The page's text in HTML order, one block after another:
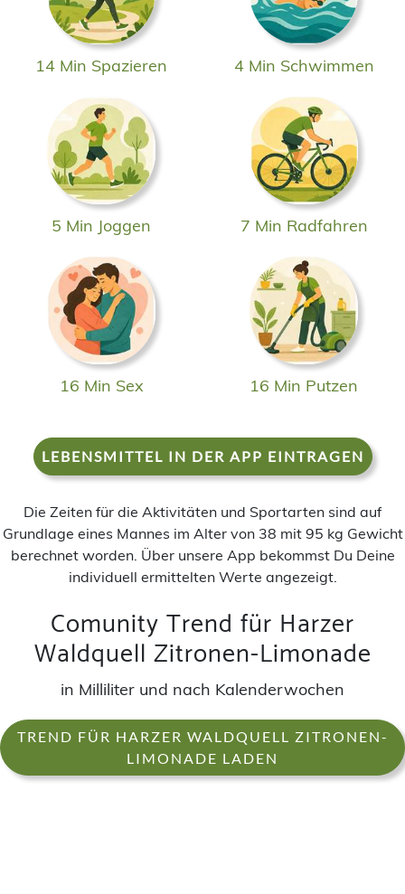
14 Min Spazieren 4 Min Schwimmen
5 Min Joggen 7 Min Radfahren
16 Min Sex 16 Min Putzen
LEBENSMITTEL IN DER APP EINTRAGEN
Die Zeiten für die Aktivitäten und Sportarten sind auf
Grundlage eines Mannes im Alter von 38 mit 95 kg Gewicht
berechnet worden. Über unsere App bekommst Du Deine
individuell ermittelten Werte angezeigt.
Comunity Trend für Harzer
Waldquell Zitronen-Limonade
in Milliliter und nach Kalenderwochen
TREND FÜR HARZER WALDQUELL ZITRONEN-
LIMONADE LADEN